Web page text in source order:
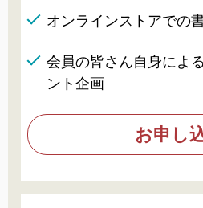
オンラインストアでの
会員の皆さん自身によ
ント企画
お申し